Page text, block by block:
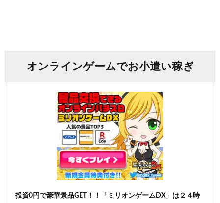
オンラインゲームでお小遣い稼ぎ
投資0円で豪華景品GET！！「ミリオンゲームDX」は２４時